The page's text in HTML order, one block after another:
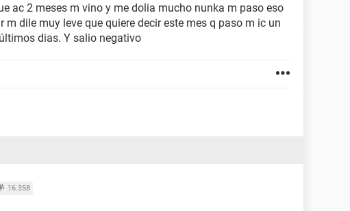
ac 2 meses m vino y me dolia mucho nunka m paso eso
m dile muy leve que quiere decir este mes q paso m ic un
dias. Y salio negativo
16.358